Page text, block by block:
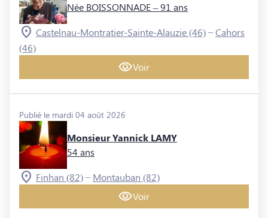
Née BOISSONNADE– 91 ans
Castelnau-Montratier-Sainte-Alauzie (46)–Cahors
(46)
Voir
Publié le mardi 04 août 2026
Monsieur Yannick LAMY
54 ans
Finhan (82)– Montauban (82)
Voir